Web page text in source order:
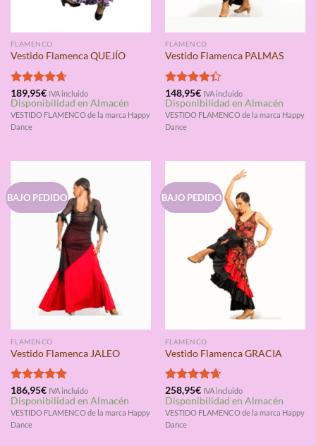
FLAMENCO
Vestido Flamenca QUEJÍO
Valorado
con4.67
de 5
189,95€ IVA incluido
Disponibilidad en Almacén
VESTIDO FLAMENCO de la marca Happy
Dance
FLAMENCO
Vestido Flamenca PALMAS
Valorado
con4.33
de 5
148,95€ IVA incluido
Disponibilidad en Almacén
VESTIDO FLAMENCO de la marca Happy
Dance
BAJO PEDIDO
FLAMENCO
Vestido Flamenca JALEO
Valorado
con5.00
de 5
186,95€ IVA incluido
Disponibilidad en Almacén
VESTIDO FLAMENCO de la marca Happy
Dance
BAJO PEDIDO
FLAMENCO
Vestido Flamenca GRACIA
Valorado
con4.67
de 5
258,95€ IVA incluido
Disponibilidad en Almacén
VESTIDO FLAMENCO de la marca Happy
Dance